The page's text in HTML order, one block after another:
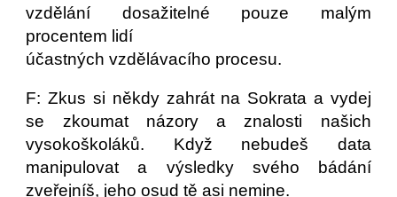
vzdělání dosažitelné pouze malým
procentem lidí
účastných vzdělávacího procesu.
F: Zkus si někdy zahrát na Sokrata a vydej
se zkoumat názory a znalosti našich
vysokoškoláků. Když nebudeš data
manipulovat a výsledky svého bádání
zveřejníš, jeho osud tě asi nemine.